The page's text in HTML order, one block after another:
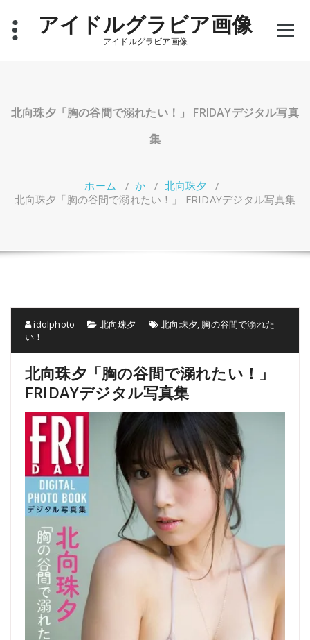
アイドルグラビア画像
アイドルグラビア画像
北向珠夕「胸の谷間で溺れたい！」 FRIDAYデジタル写真
集
ホーム /か / 北向珠夕 /
北向珠夕「胸の谷間で溺れたい！」 FRIDAYデジタル写真集
idolphoto 北向珠夕 北向珠夕, 胸の谷間で溺れた
い！
北向珠夕「胸の谷間で溺れたい！」
FRIDAYデジタル写真集